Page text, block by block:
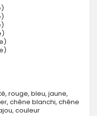
rouge, bleu, jaune,
chêne blanchi, chêne
couleur